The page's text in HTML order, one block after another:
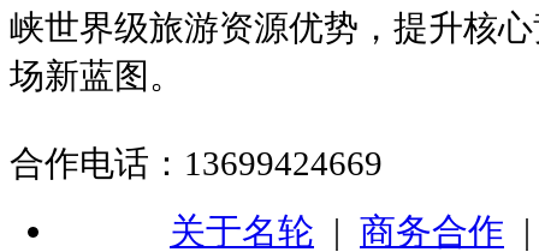
峡世界级旅游资源优势，提升核
场新蓝图。
合作电话：13699424669
关于名轮 | 商务合作